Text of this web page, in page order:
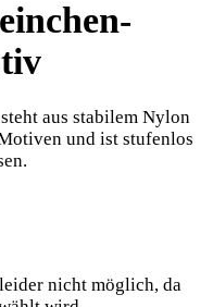
aus stabilem Nylon
und ist stufenlos
nicht möglich, da